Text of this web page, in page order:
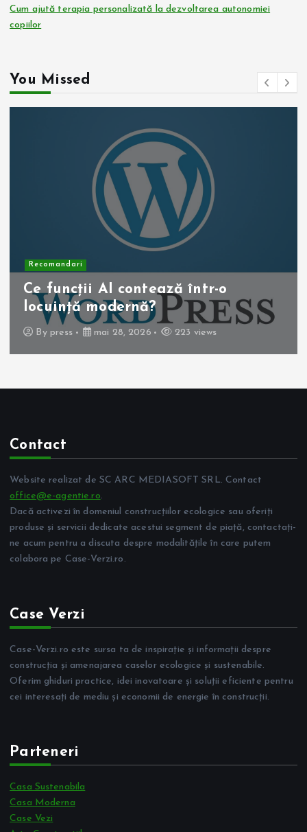
Cum ajută terapia personalizată la dezvoltarea autonomiei
copiilor
You Missed
Recomandari
Operația de colecist laparoscopică:
beneficii pentru pacient
Bypress mai 10, 2026 262 views
Contact
Website realizat de SC ARC MEDIASOFT SRL. Contact
office@e-agentie.ro.
Dacă activezi în domeniul construcțiilor ecologice sau oferiți
produse și servicii dedicate acestui segment de piață, contactați-
ne acum pentru a discuta despre modalitățile în care putem
colabora pe Case-Verzi.ro.
Case Verzi
Case-Verzi.ro este sursa ta de inspirație și informații despre
construcția și amenajarea caselor ecologice și sustenabile.
Oferim ghiduri practice, idei inovatoare și soluții eficiente pentru
cei interesați de mediu și economii de energie în construcții.
Parteneri
Casa Sustenabila
Casa Moderna
Case Vezi